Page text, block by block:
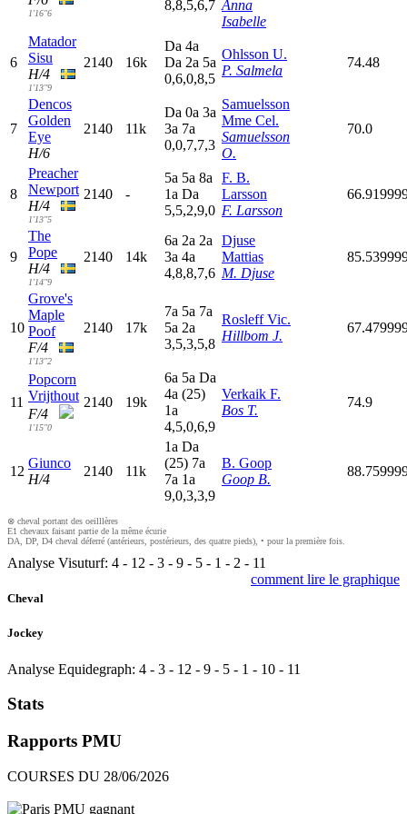
1'16"6
8,8,5,6,7 Anna
Isabelle
6
Matador
Sisu
H/4
1'13"9
2140 16k
Da 4a
Da 2a 5a
0,6,0,8,5
Ohlsson U.
P. Salmela
74.48
7
Dencos
Golden
Eye
H/6
2140 11k
Da 0a 3a
3a 7a
0,0,7,7,3
Samuelsson
Mme Cel.
Samuelsson
O.
70.0
8
Preacher
Newport
H/4
1'13"5
2140 -
5a 5a 8a
1a Da
5,5,2,9,0
F. B.
Larsson
F. Larsson
9
The
Pope
H/4
1'14"9
2140 14k
6a 2a 2a
3a 4a
4,8,8,7,6
Djuse
Mattias
M. Djuse
10
Grove's
Maple
Poof
F/4
1'13"2
2140 17k
7a 5a 7a
5a 2a
3,5,3,5,8
Rosleff Vic.
Hillbom J.
11
Popcorn
Vrijthout
F/4
1'15"0
2140 19k
6a 5a Da
4a (25)
1a
4,5,0,6,9
Verkaik F.
Bos T.
74.9
12
Giunco
H/4
2140 11k
1a Da
(25) 7a
7a 1a
9,0,3,3,9
B. Goop
Goop B.
⊗ cheval portant des oeilllères
E1 chevaux faisant partie de la même écurie
DA, DP, D4 cheval déferré (antérieurs, postérieurs, des quatre pieds), • pour la première fois.
Analyse Visuturf: 4 - 12 - 3 - 9 - 5 - 1 - 2 - 11
comment lire le graphique
Cheval
Jockey
Analyse Equidegraph: 4 - 3 - 12 - 9 - 5 - 1 - 10 - 11
Stats
Rapports PMU
COURSES DU 28/06/2026